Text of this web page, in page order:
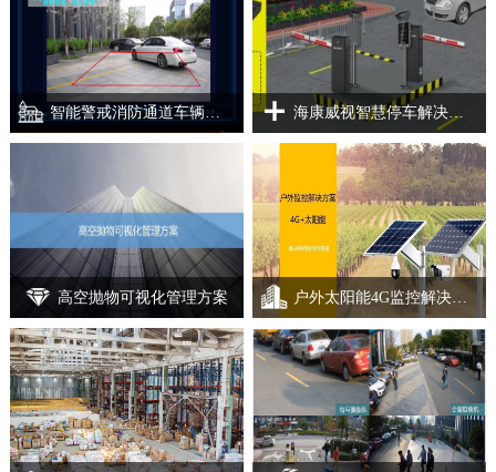
1 2 4
智能警戒消防通道车辆违停语音提醒方案 海康威视智慧停车解决方案
高空抛物可视化管理方案 户外太阳能4G监控解决方案